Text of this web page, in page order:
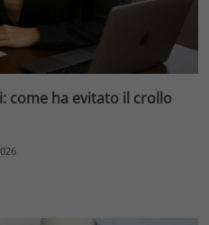
come ha evitato il crollo